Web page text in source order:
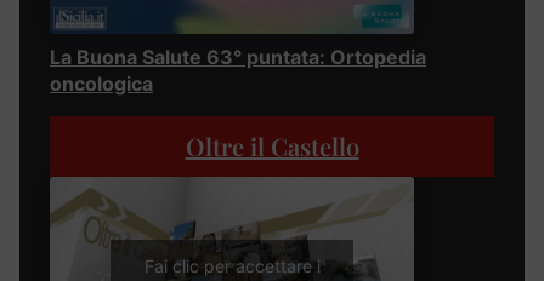
La Buona Salute 63° puntata: Ortopedia
oncologica
Oltre il Castello
Fai clic per accettare i